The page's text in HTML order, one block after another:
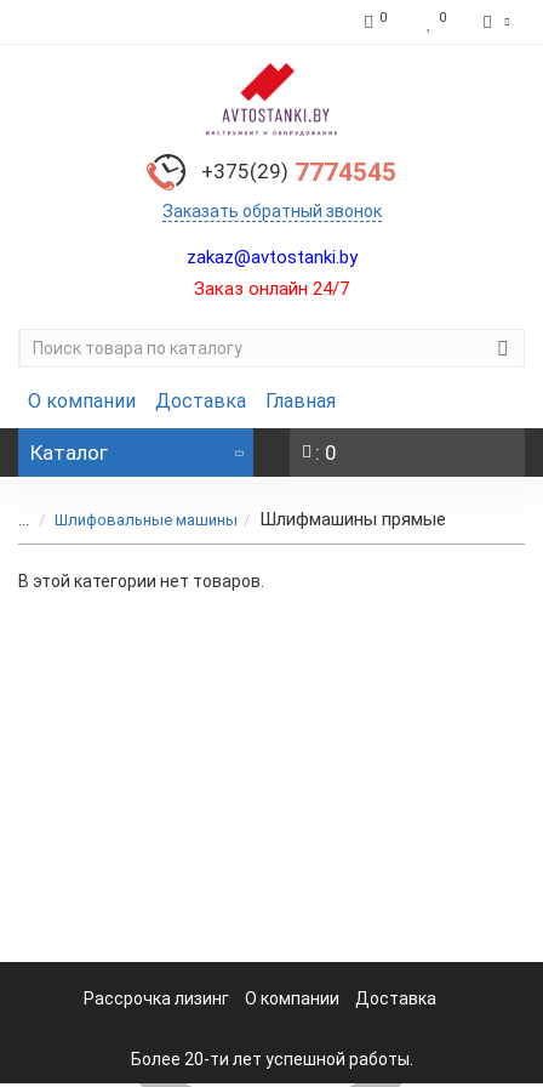
0 0
+375(29) 7774545
Заказать обратный звонок
zakaz@avtostanki.by
Заказ онлайн 24/7
О компании Доставка Главная
Каталог : 0
... Шлифовальные машины Шлифмашины прямые
В этой категории нет товаров.
Рассрочка лизинг О компании Доставка
Более 20-ти лет успешной работы.